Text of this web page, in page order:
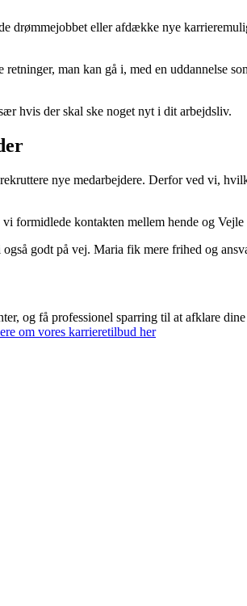
drømmejobbet eller afdække nye
man kan gå i, med en
hvis der skal ske noget nyt i dit arbejdsliv.
nye medarbejdere. Derfor ved vi,
vi formidlede kontakten mellem hende og
godt på vej. Maria fik mere frihed og
og få professionel sparring til at afklare
om vores karrieretilbud her